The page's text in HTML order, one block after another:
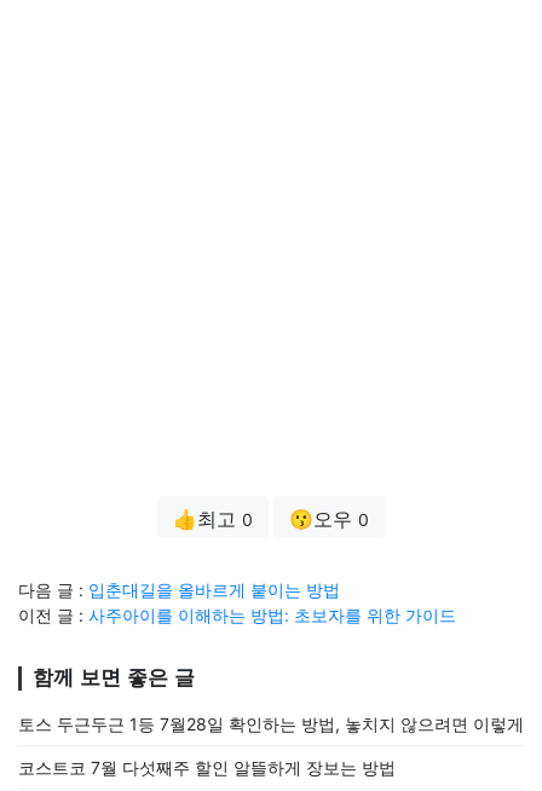
👍최고 0 😗오우 0
다음 글 : 입춘대길을 올바르게 붙이는 방법
이전 글 : 사주아이를 이해하는 방법: 초보자를 위한 가이드
함께 보면 좋은 글
토스 두근두근 1등 7월28일 확인하는 방법, 놓치지 않으려면 이렇게
코스트코 7월 다섯째주 할인 알뜰하게 장보는 방법